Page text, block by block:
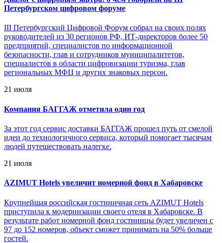
Петербургском цифровом форуме
III Петербургский Цифровой Форум собрал на своих полях
руководителей из 30 регионов РФ, ИТ-директоров более 50
предприятий, специалистов по информационной
безопасности, глав и сотрудников муниципалитетов,
специалистов в области цифровизации туризма, глав
региональных МФЦ и других знаковых персон.
21 июля
Компания БАГГАЖ отметила один год
За этот год сервис доставки БАГГАЖ прошел путь от смелой
идеи до технологичного сервиса, который помогает тысячам
людей путешествовать налегке.
21 июля
AZIMUT Hotels увеличит номерной фонд в Хабаровске
Крупнейшая российская гостиничная сеть AZIMUT Hotels
приступила к модернизации своего отеля в Хабаровске. В
результате работ номерной фонд гостиницы будет увеличен с
97 до 152 номеров, объект сможет принимать на 50% больше
гостей.